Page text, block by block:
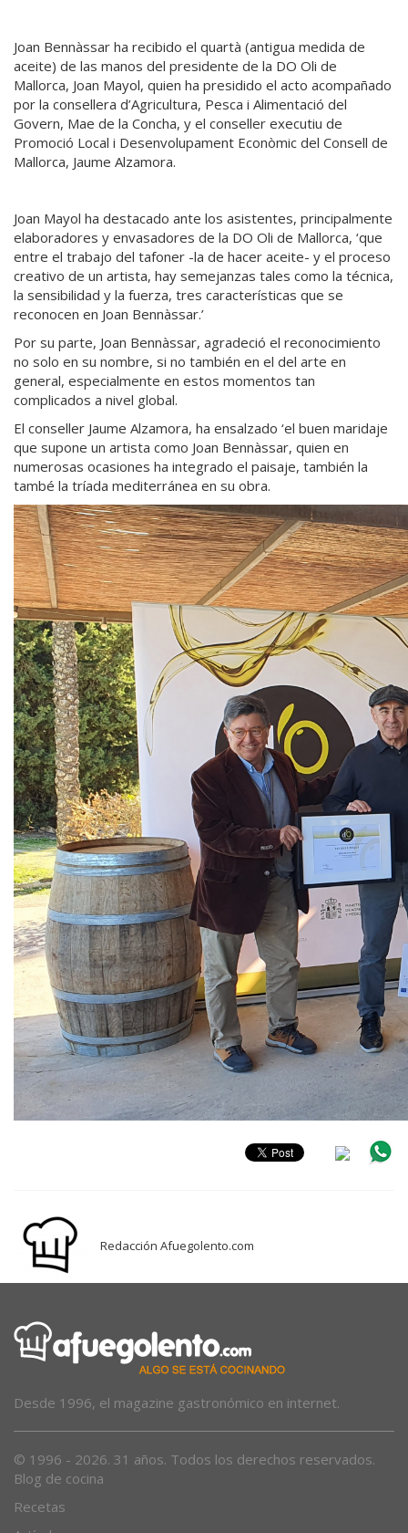
Joan Bennàssar ha recibido el quartà (antigua medida de
aceite) de las manos del presidente de la DO Oli de
Mallorca, Joan Mayol, quien ha presidido el acto acompañado
por la consellera d’Agricultura, Pesca i Alimentació del
Govern, Mae de la Concha, y el conseller executiu de
Promoció Local i Desenvolupament Econòmic del Consell de
Mallorca, Jaume Alzamora.
Joan Mayol ha destacado ante los asistentes, principalmente
elaboradores y envasadores de la DO Oli de Mallorca, ‘que
entre el trabajo del tafoner -la de hacer aceite- y el proceso
creativo de un artista, hay semejanzas tales como la técnica,
la sensibilidad y la fuerza, tres características que se
reconocen en Joan Bennàssar.’
Por su parte, Joan Bennàssar, agradeció el reconocimiento
no solo en su nombre, si no también en el del arte en
general, especialmente en estos momentos tan
complicados a nivel global.
El conseller Jaume Alzamora, ha ensalzado ‘el buen maridaje
que supone un artista como Joan Bennàssar, quien en
numerosas ocasiones ha integrado el paisaje, también la
també la tríada mediterránea en su obra.
Redacción Afuegolento.com
Desde 1996, el magazine gastronómico en internet.
© 1996 - 2026. 31 años. Todos los derechos reservados.
Blog de cocina
Recetas